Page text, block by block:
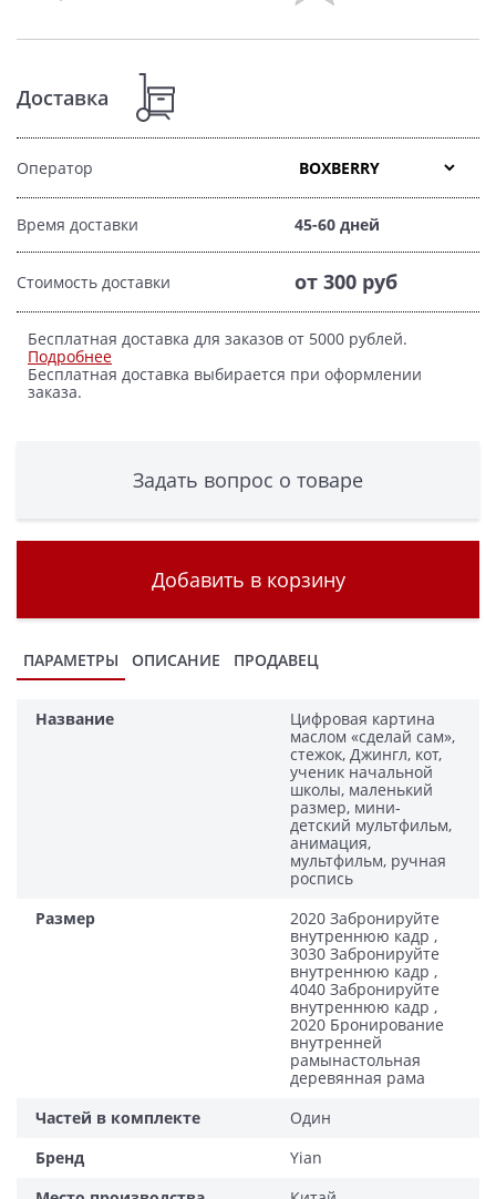
Доставка
Оператор
Время доставки 45-60 дней
Стоимость доставки от 300 руб
Бесплатная доставка для заказов от 5000 рублей.
Подробнее
Бесплатная доставка выбирается при оформлении
заказа.
Задать вопрос о товаре
Добавить в корзину
ПАРАМЕТРЫ ОПИСАНИЕ ПРОДАВЕЦ
Название
Цифровая картина
маслом «сделай сам»,
стежок, Джингл, кот,
ученик начальной
школы, маленький
размер, мини-
детский мультфильм,
анимация,
мультфильм, ручная
роспись
Размер
2020 Забронируйте
внутреннюю кадр ,
3030 Забронируйте
внутреннюю кадр ,
4040 Забронируйте
внутреннюю кадр ,
2020 Бронирование
внутренней
рамынастольная
деревянная рама
Частей в комплекте
Один
Бренд
Yian